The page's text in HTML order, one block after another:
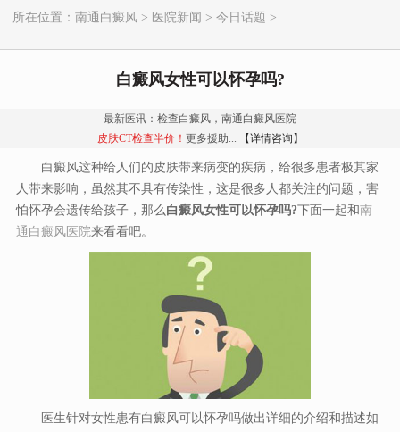
所在位置： 南通白癜风 > 医院新闻 > 今日话题 >
白癜风女性可以怀孕吗?
最新医讯：检查白癜风，南通白癜风医院
皮肤CT检查半价！ 更多援助... 【详情咨询】
白癜风这种给人们的皮肤带来病变的疾病，给很多患者极其家
人带来影响，虽然其不具有传染性，这是很多人都关注的问题，害
怕怀孕会遗传给孩子，那么白癜风女性可以怀孕吗?下面一起和南
通白癜风医院来看看吧。
医生针对女性患有白癜风可以怀孕吗做出详细的介绍和描述如